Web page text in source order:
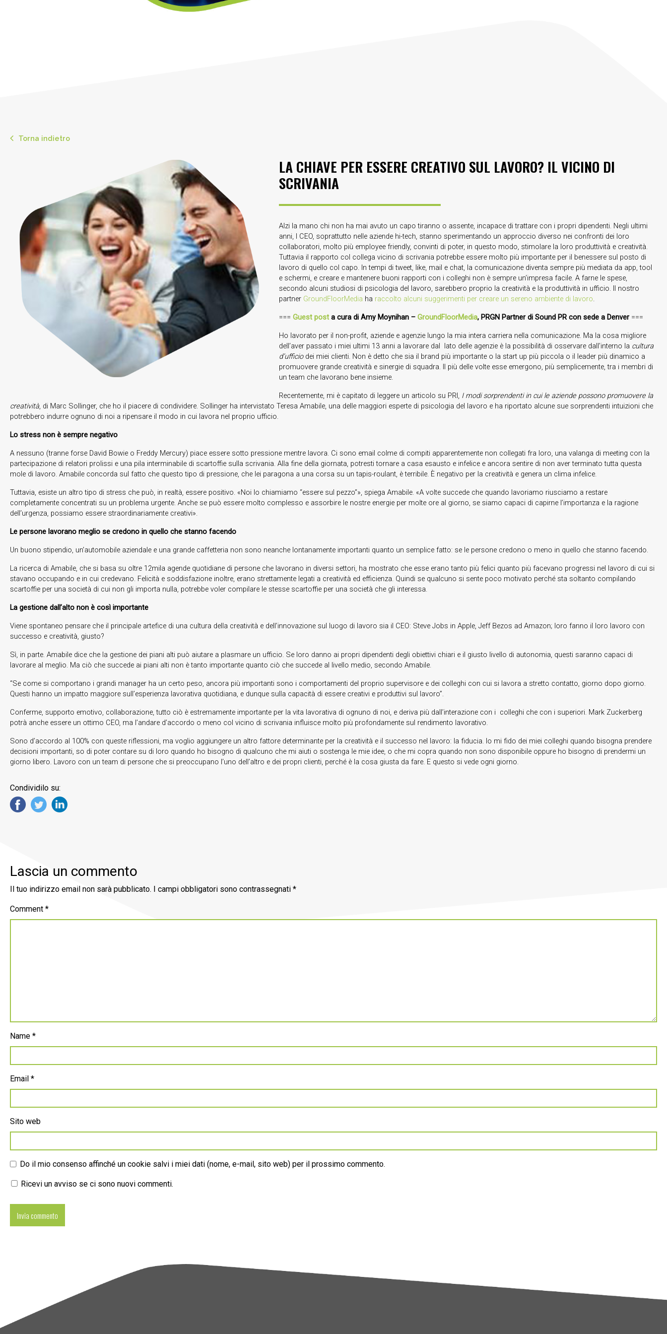
Torna indietro
LA CHIAVE PER ESSERE CREATIVO SUL LAVORO? IL VICINO DI
SCRIVANIA
Alzi la mano chi non ha mai avuto un capo tiranno o assente, incapace di trattare con i propri dipendenti. Negli ultimi
anni, I CEO, soprattutto nelle aziende hi-tech, stanno sperimentando un approccio diverso nei confronti dei loro
collaboratori, molto più employee friendly, convinti di poter, in questo modo, stimolare la loro produttività e creatività.
Tuttavia il rapporto col collega vicino di scrivania potrebbe essere molto più importante per il benessere sul posto di
lavoro di quello col capo. In tempi di tweet, like, mail e chat, la comunicazione diventa sempre più mediata da app, tool
e schermi, e creare e mantenere buoni rapporti con i colleghi non è sempre un’impresa facile. A farne le spese,
secondo alcuni studiosi di psicologia del lavoro, sarebbero proprio la creatività e la produttività in ufficio. Il nostro
partner GroundFloorMedia ha raccolto alcuni suggerimenti per creare un sereno ambiente di lavoro.
=== Guest post a cura di Amy Moynihan – GroundFloorMedia, PRGN Partner di Sound PR con sede a Denver===
Ho lavorato per il non-profit, aziende e agenzie lungo la mia intera carriera nella comunicazione. Ma la cosa migliore
dell’aver passato i miei ultimi 13 anni a lavorare dal lato delle agenzie è la possibilità di osservare dall’interno la cultura
d’ufficiodei miei clienti. Non è detto che sia il brand più importante o la start up più piccola o il leader più dinamico a
promuovere grande creatività e sinergie di squadra. Il più delle volte esse emergono, più semplicemente, tra i membri di
un team che lavorano bene insieme.
Recentemente, mi è capitato di leggere un articolo su PRI, I modi sorprendenti in cui le aziende possono promuovere la
creatività, di Marc Sollinger, che ho il piacere di condividere. Sollinger ha intervistato Teresa Amabile, una delle maggiori esperte di psicologia del lavoro e ha riportato alcune sue sorprendenti intuizioni che
potrebbero indurre ognuno di noi a ripensare il modo in cui lavora nel proprio ufficio.
Lo stress non è sempre negativo
A nessuno (tranne forse David Bowie o Freddy Mercury) piace essere sotto pressione mentre lavora. Ci sono email colme di compiti apparentemente non collegati fra loro, una valanga di meeting con la
partecipazione di relatori prolissi e una pila interminabile di scartoffie sulla scrivania. Alla fine della giornata, potresti tornare a casa esausto e infelice e ancora sentire di non aver terminato tutta questa
mole di lavoro. Amabile concorda sul fatto che questo tipo di pressione, che lei paragona a una corsa su un tapis-roulant, è terribile. È negativo per la creatività e genera un clima infelice.
Tuttavia, esiste un altro tipo di stress che può, in realtà, essere positivo. «Noi lo chiamiamo “essere sul pezzo”», spiega Amabile. «A volte succede che quando lavoriamo riusciamo a restare
completamente concentrati su un problema urgente. Anche se può essere molto complesso e assorbire le nostre energie per molte ore al giorno, se siamo capaci di capirne l’importanza e la ragione
dell’urgenza, possiamo essere straordinariamente creativi».
Le persone lavorano meglio se credono in quello che stanno facendo
Un buono stipendio, un’automobile aziendale e una grande caffetteria non sono neanche lontanamente importanti quanto un semplice fatto: se le persone credono o meno in quello che stanno facendo.
La ricerca di Amabile, che si basa su oltre 12mila agende quotidiane di persone che lavorano in diversi settori, ha mostrato che esse erano tanto più felici quanto più facevano progressi nel lavoro di cui si
stavano occupando e in cui credevano. Felicità e soddisfazione inoltre, erano strettamente legati a creatività ed efficienza. Quindi se qualcuno si sente poco motivato perché sta soltanto compilando
scartoffie per una società di cui non gli importa nulla, potrebbe voler compilare le stesse scartoffie per una società che gli interessa.
La gestione dall’alto non è così importante
Viene spontaneo pensare che il principale artefice di una cultura della creatività e dell’innovazione sul luogo di lavoro sia il CEO: Steve Jobs in Apple, Jeff Bezos ad Amazon; loro fanno il loro lavoro con
successo e creatività, giusto?
Sì, in parte. Amabile dice che la gestione dei piani alti può aiutare a plasmare un ufficio. Se loro danno ai propri dipendenti degli obiettivi chiari e il giusto livello di autonomia, questi saranno capaci di
lavorare al meglio. Ma ciò che succede ai piani alti non è tanto importante quanto ciò che succede al livello medio, secondo Amabile.
“Se come si comportano i grandi manager ha un certo peso, ancora più importanti sono i comportamenti del proprio supervisore e dei colleghi con cui si lavora a stretto contatto, giorno dopo giorno.
Questi hanno un impatto maggiore sull’esperienza lavorativa quotidiana, e dunque sulla capacità di essere creativi e produttivi sul lavoro”.
Conferme, supporto emotivo, collaborazione, tutto ciò è estremamente importante per la vita lavorativa di ognuno di noi, e deriva più dall’interazione con i colleghi che con i superiori. Mark Zuckerberg
potrà anche essere un ottimo CEO, ma l’andare d’accordo o meno col vicino di scrivania influisce molto più profondamente sul rendimento lavorativo.
Sono d’accordo al 100% con queste riflessioni, ma voglio aggiungere un altro fattore determinante per la creatività e il successo nel lavoro: la fiducia. Io mi fido dei miei colleghi quando bisogna prendere
decisioni importanti, so di poter contare su di loro quando ho bisogno di qualcuno che mi aiuti o sostenga le mie idee, o che mi copra quando non sono disponibile oppure ho bisogno di prendermi un
giorno libero. Lavoro con un team di persone che si preoccupano l’uno dell’altro e dei propri clienti, perché è la cosa giusta da fare. E questo si vede ogni giorno.
Condividilo su:
Lascia un commento
Il tuo indirizzo email non sarà pubblicato. I campi obbligatori sono contrassegnati *
Comment *
Name *
Email *
Sito web
Do il mio consenso affinché un cookie salvi i miei dati (nome, e-mail, sito web) per il prossimo commento.
Ricevi un avviso se ci sono nuovi commenti.